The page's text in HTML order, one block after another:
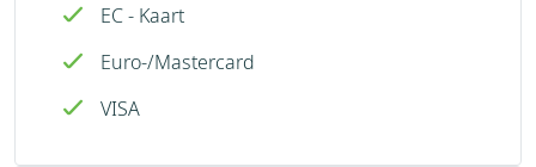
EC - Kaart
Euro-/Mastercard
VISA